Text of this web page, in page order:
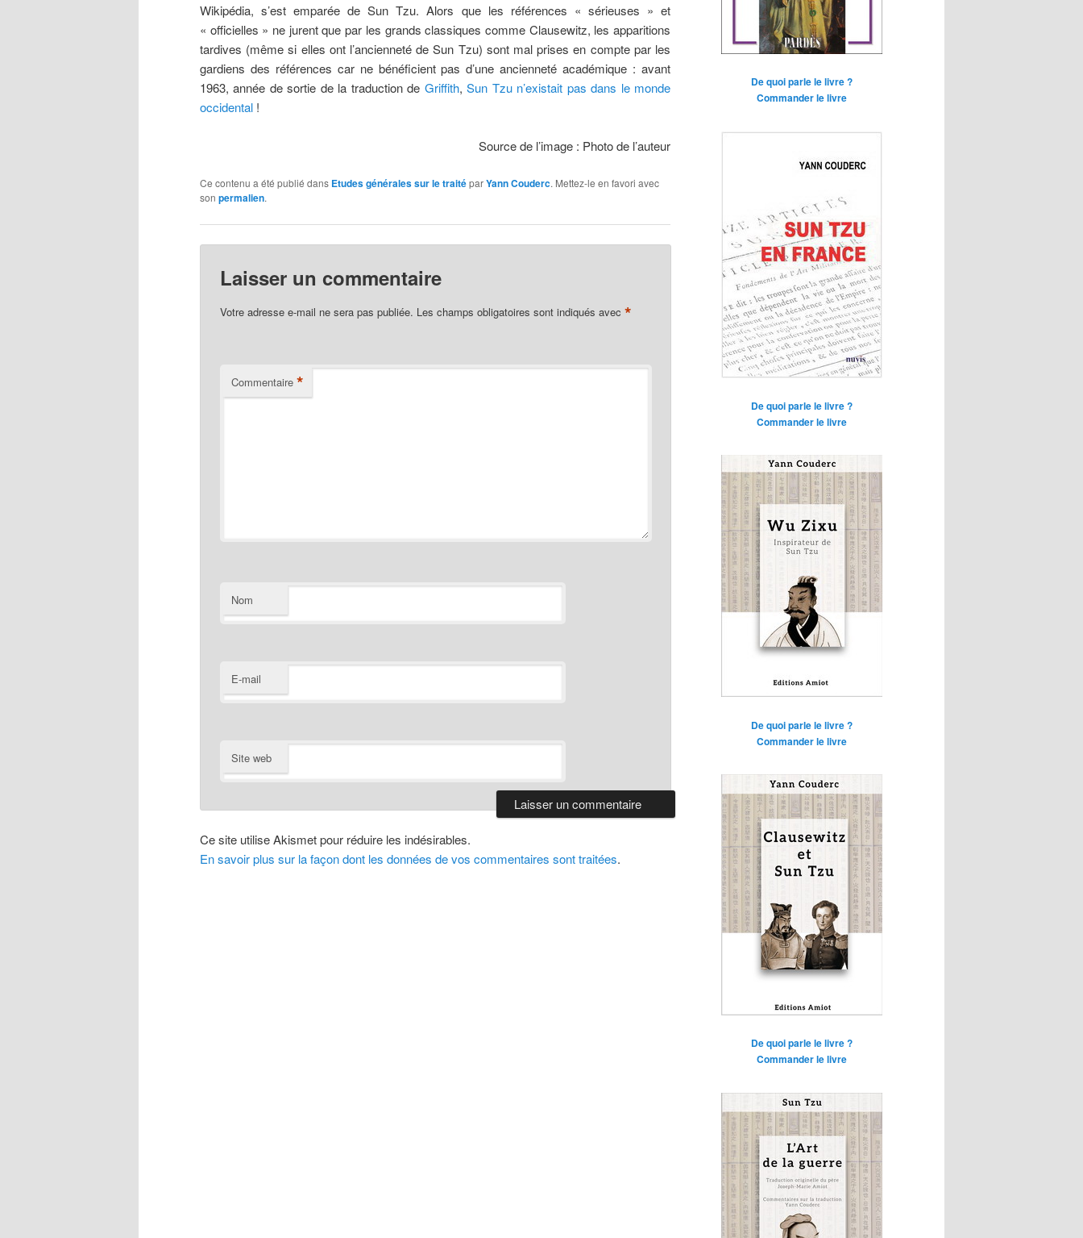
Wikipédia, s’est emparée de Sun Tzu. Alors que les références « sérieuses » et
« officielles » ne jurent que par les grands classiques comme Clausewitz, les apparitions
tardives (même si elles ont l’ancienneté de Sun Tzu) sont mal prises en compte par les
gardiens des références car ne bénéficient pas d’une ancienneté académique : avant
1963, année de sortie de la traduction de Griffith,Sun Tzu n’existait pas dans le monde
occidental !
Source de l’image : Photo de l’auteur
Ce contenu a été publié dans Etudes générales sur le traitéparYann Couderc. Mettez-le en favori avec
son permalien.
Laisser un commentaire
Votre adresse e-mail ne sera pas publiée. Les champs obligatoires sont indiqués avec*
Commentaire *
Nom
E-mail
Site web
Ce site utilise Akismet pour réduire les indésirables.
En savoir plus sur la façon dont les données de vos commentaires sont traitées.
De quoi parle le livre ?
Commander le livre
De quoi parle le livre ?
Commander le livre
De quoi parle le livre ?
Commander le livre
De quoi parle le livre ?
Commander le livre